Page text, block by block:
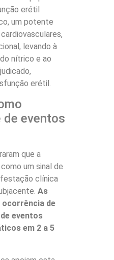
erétil
um potente
levando à
nítrico e ao
erétil.
de eventos
que a
um sinal de
clínica
As
ocorrência de
eventos
em 2 a 5